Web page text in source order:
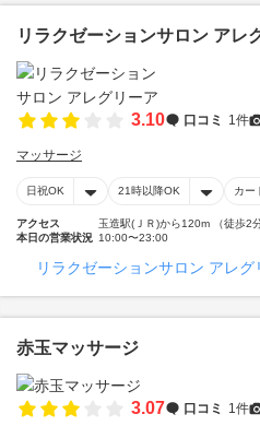
リラクゼーションサロン アレ
3.10 口コミ 1件
マッサージ
日祝OK 21時以降OK カー
アクセス
玉造駅(ＪＲ)から120m （徒歩2分
本日の営業状況 10:00〜23:00
リラクゼーションサロン アレ
赤玉マッサージ
3.07 口コミ 1件